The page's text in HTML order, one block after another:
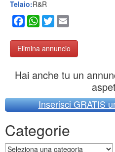
Telaio:R&R
Facebook
WhatsApp
Twitter
Elimina annuncio
Hai anche tu un
Inserisci GRATIS
Categorie
Categorie